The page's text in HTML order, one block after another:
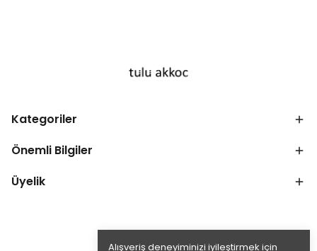
Alışveriş deneyiminizi iyileştirmek için
Kategoriler
Önemli Bilgiler
Üyelik